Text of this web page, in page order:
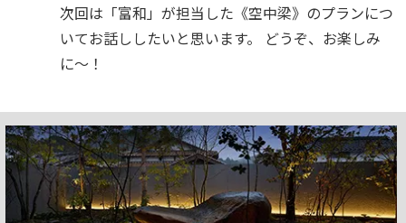
次回は「富和」が担当した《空中梁》のプランにつ
いてお話ししたいと思います。 どうぞ、お楽しみ
に〜！